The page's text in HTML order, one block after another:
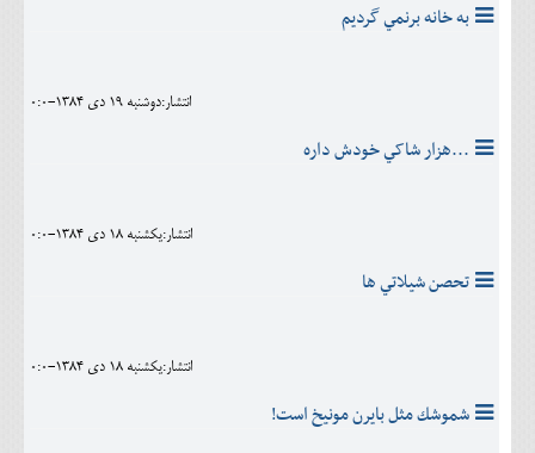
به خانه برنمي گرديم
انتشار:دوشنبه 19 دی 1384-0:0
...هزار شاکي خودش داره
انتشار:يکشنبه 18 دی 1384-0:0
تحصن شيلاتي ها
انتشار:يکشنبه 18 دی 1384-0:0
شموشك مثل بايرن مونيخ است!